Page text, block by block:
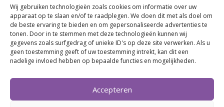
Wij gebruiken technologieën zoals cookies om informatie over uw
apparaat op te slaan en/of te raadplegen. We doen dit met als doel om
de beste ervaring te bieden en om gepersonaliseerde advertenties te
tonen. Door in te stemmen met deze technologieën kunnen wij
gegevens zoals surfgedrag of unieke ID's op deze site verwerken. Als u
geen toestemming geeft of uw toestemming intrekt, kan dit een
nadelige invloed hebben op bepaalde functies en mogelijkheden.
Accepteren
Retourneren en herroepen
BE0746.853.082
BREI- EN HAAK-ATELJEE
Momenteel on hold wegens medische reden.